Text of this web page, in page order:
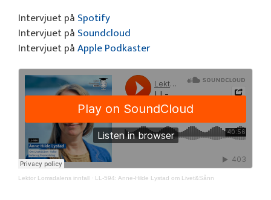
Intervjuet på Spotify
Intervjuet på Soundcloud
Intervjuet påApple Podkaster
Lektor Lomsdalens innfall · LL-594: Anne-Hilde Lystad om Livet&Sånn